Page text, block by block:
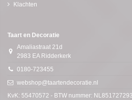
Klachten
Taart en Decoratie
Amaliastraat 21d
2983 EA Ridderkerk
0180-723455
webshop@taartendecoratie.nl
KvK: 55470572 - BTW nummer: